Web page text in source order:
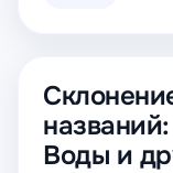
Воды и